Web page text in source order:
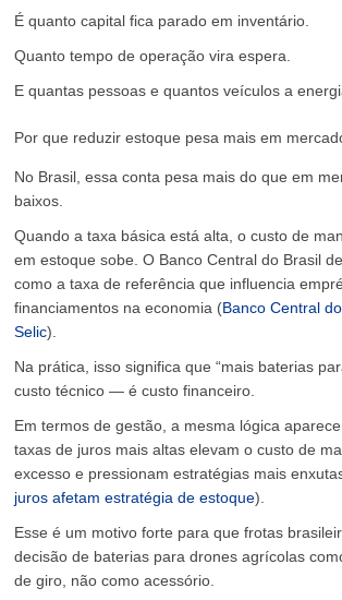
É quanto capital fica parado em inventário.
Quanto tempo de operação vira espera.
E quantas pessoas e quantos veículos a
Por que reduzir estoque pesa mais em
No Brasil, essa conta pesa mais do que em
baixos.
Quando a taxa básica está alta, o custo de
em estoque sobe. O Banco Central do Brasil
como a taxa de referência que influencia
financiamentos na economia (Banco Central
Selic).
Na prática, isso significa que “mais baterias
custo técnico — é custo financeiro.
Em termos de gestão, a mesma lógica
taxas de juros mais altas elevam o custo de
excesso e pressionam estratégias mais
juros afetam estratégia de estoque).
Esse é um motivo forte para que frotas
decisão de baterias para drones agrícolas
de giro, não como acessório.